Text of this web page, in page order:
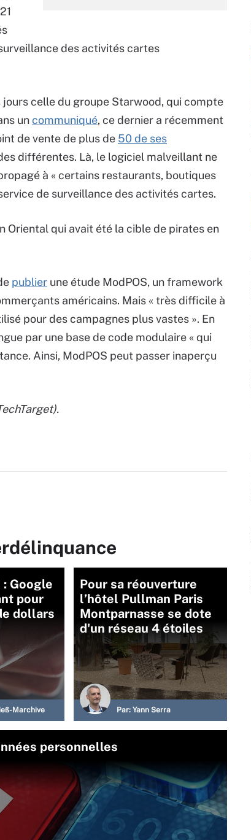
des activités cartes
celle du groupe Starwood, qui compte
uncommuniqué, ce dernier a récemment
de vente de plus de 50 de ses
différentes. Là, le logiciel malveillant ne
à « certains restaurants, boutiques
de surveillance des activités cartes.
Oriental qui avait été la cible de pirates en
publier une étude ModPOS, un framework
américains. Mais « très difficile à
pour des campagnes plus vastes ». En
par une base de code modulaire « qui
Ainsi, ModPOS peut passer inaperçu
Google
pour
dollars
Marchive
Pour sa réouverture
l’hôtel Pullman Paris
Montparnasse se dote
d'un réseau 4 étoiles
Par: Yann Serra
personnelles